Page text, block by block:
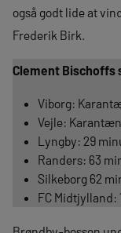
også godt lide at
Frederik Birk.
Clement
Viborg:
Vejle:
Lyngby: 29
Randers: 63
Silkeborg 62
FC Midtjylland: